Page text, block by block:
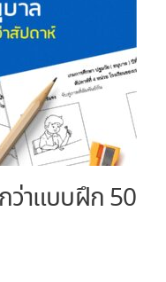
ว่าแบบฝึก 50